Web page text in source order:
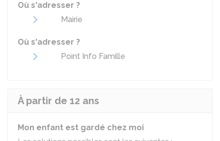
Où s'adresser ?
Mairie
Où s'adresser ?
Point Info Famille
À partir de 12 ans
Mon enfant est gardé chez moi